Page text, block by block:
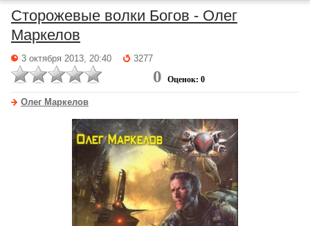
Сторожевые волки Богов - Олег
Маркелов
3 октября 2013, 20:40 3277
0 Оценок: 0
Олег Маркелов